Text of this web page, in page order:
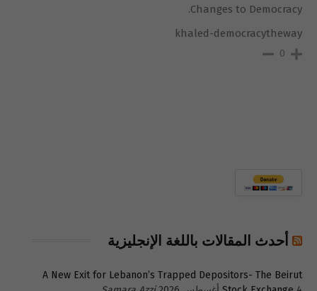
Changes to Democracy.
khaled-democracytheway
0
أحدث المقالات باللغة الإنجليزية
A New Exit for Lebanon’s Trapped Depositors- The Beirut